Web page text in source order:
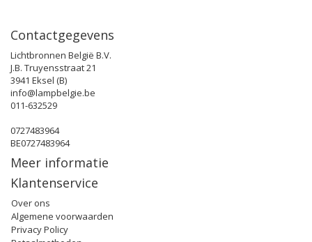
Contactgegevens
Lichtbronnen België B.V.
J.B. Truyensstraat 21
3941 Eksel (B)
info@lampbelgie.be
011-632529
0727483964
BE0727483964
Meer informatie
Klantenservice
Over ons
Algemene voorwaarden
Privacy Policy